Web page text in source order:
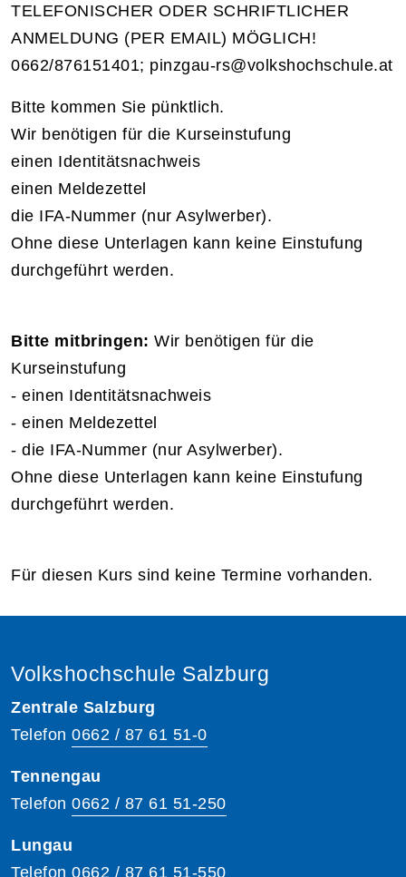
TELEFONISCHER ODER SCHRIFTLICHER
ANMELDUNG (PER EMAIL) MÖGLICH!
0662/876151401; pinzgau-rs@volkshochschule.at
Bitte kommen Sie pünktlich.
Wir benötigen für die Kurseinstufung
einen Identitätsnachweis
einen Meldezettel
die IFA-Nummer (nur Asylwerber).
Ohne diese Unterlagen kann keine Einstufung
durchgeführt werden.
Bitte mitbringen: Wir benötigen für die
Kurseinstufung
- einen Identitätsnachweis
- einen Meldezettel
- die IFA-Nummer (nur Asylwerber).
Ohne diese Unterlagen kann keine Einstufung
durchgeführt werden.
Für diesen Kurs sind keine Termine vorhanden.
Volkshochschule Salzburg
Zentrale Salzburg
Telefon 0662 / 87 61 51-0
Tennengau
Telefon 0662 / 87 61 51-250
Lungau
Telefon 0662 / 87 61 51-550